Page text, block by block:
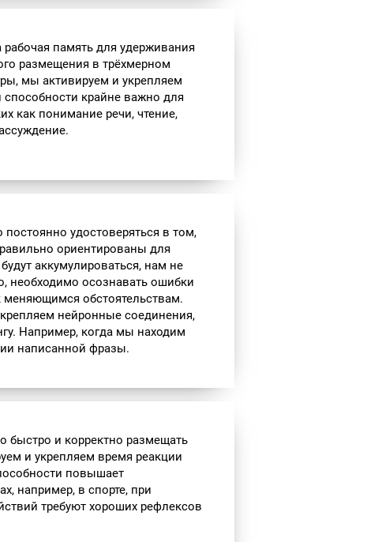
память для удерживания
размещения в трёхмерном
мы активируем и укрепляем
крайне важно для
как понимание речи, чтение,
удостоверяться в том,
ориентированы для
аккумулироваться, нам не
необходимо осознавать ошибки
меняющимся обстоятельствам.
нейронные соединения,
Например, когда мы находим
написанной фразы.
быстро и корректно размещать
и укрепляем время реакции
повышает
например, в спорте, при
требуют хороших рефлексов